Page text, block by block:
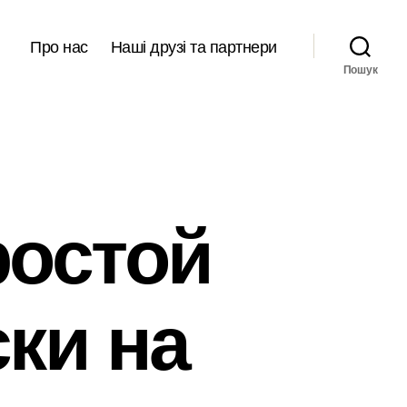
Про нас Наші друзі та партнери
Пошук
на